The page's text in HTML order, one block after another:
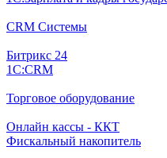
CRM Системы
Битрикс 24
1С:CRM
Торговое оборудование
Онлайн кассы - ККТ
Фискальный накопитель